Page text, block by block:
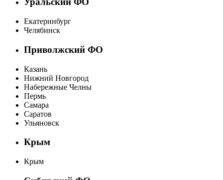
Екатеринбург
Челябинск
Приволжский ФО
Казань
Нижний Новгород
Набережные Челны
Пермь
Самара
Саратов
Ульяновск
Крым
Крым